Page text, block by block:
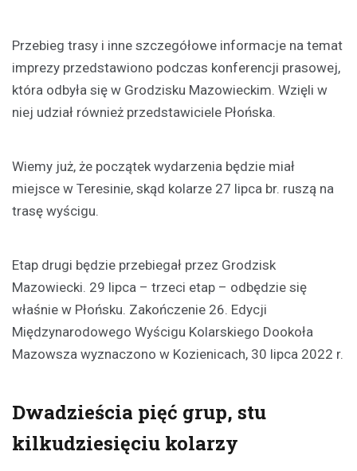
Przebieg trasy i inne szczegółowe informacje na temat
imprezy przedstawiono podczas konferencji prasowej,
która odbyła się w Grodzisku Mazowieckim. Wzięli w
niej udział również przedstawiciele Płońska.
Wiemy już, że początek wydarzenia będzie miał
miejsce w Teresinie, skąd kolarze 27 lipca br. ruszą na
trasę wyścigu.
Etap drugi będzie przebiegał przez Grodzisk
Mazowiecki. 29 lipca – trzeci etap – odbędzie się
właśnie w Płońsku. Zakończenie 26. Edycji
Międzynarodowego Wyścigu Kolarskiego Dookoła
Mazowsza wyznaczono w Kozienicach, 30 lipca 2022 r.
Dwadzieścia pięć grup, stu
kilkudziesięciu kolarzy